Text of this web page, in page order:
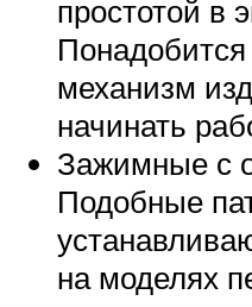
простотой в
Понадобится
механизм
начинать
Зажимные с
Подобные
на моделях